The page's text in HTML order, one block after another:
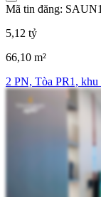
Mã tin đăng:
5,12 tỷ
66,10 m²
2 PN, Tòa PR1, khu